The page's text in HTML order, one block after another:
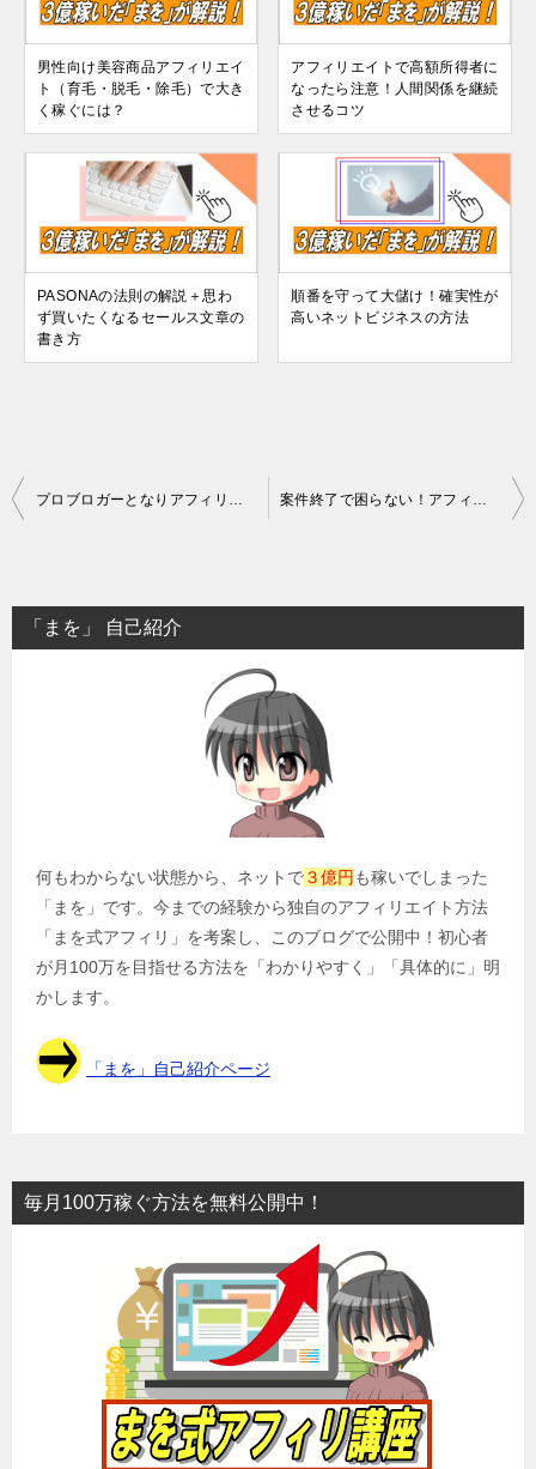
男性向け美容商品アフィリエイ
ト（育毛・脱毛・除毛）で大き
く稼ぐには？
アフィリエイトで高額所得者に
なったら注意！人間関係を継続
させるコツ
PASONAの法則の解説＋思わ
ず買いたくなるセールス文章の
書き方
順番を守って大儲け！確実性が
高いネットビジネスの方法
投
ビ
ゲ
「まを」 自己紹介
何もわからない状態から、ネットで３億円も稼いでしまった
「まを」です。今までの経験から独自のアフィリエイト方法
「まを式アフィリ」を考案し、このブログで公開中！初心者
が月100万を目指せる方法を「わかりやすく」「具体的に」明
かします。
「まを」自己紹介ページ
毎月100万稼ぐ方法を無料公開中！